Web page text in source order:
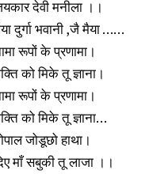
देवी मनीला ।।
दुर्गा भवानी ,जै मैया ……
रूपों के प्रणामा।
को मिके तू ज्ञाना।
रूपों के प्रणामा।
को मिके तू ज्ञाना…
जोडूछो हाथा।
माँ सबुकी तू लाजा ।।